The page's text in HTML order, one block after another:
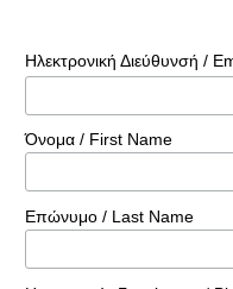
Ηλεκτρονική Διεύθυνσή /
Όνομα / First Name
Επώνυμο / Last Name